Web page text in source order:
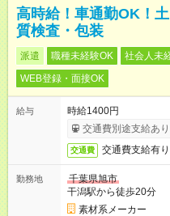
高時給！車通勤OK！
質検査・包装
派遣 職種未経験OK 社会人未
WEB登録・面接OK
給与
時給1400円
交通費別途支給あり
交通費 交通費支給有り
勤務地
千葉県旭市
干潟駅から徒歩20分
素材系メーカー